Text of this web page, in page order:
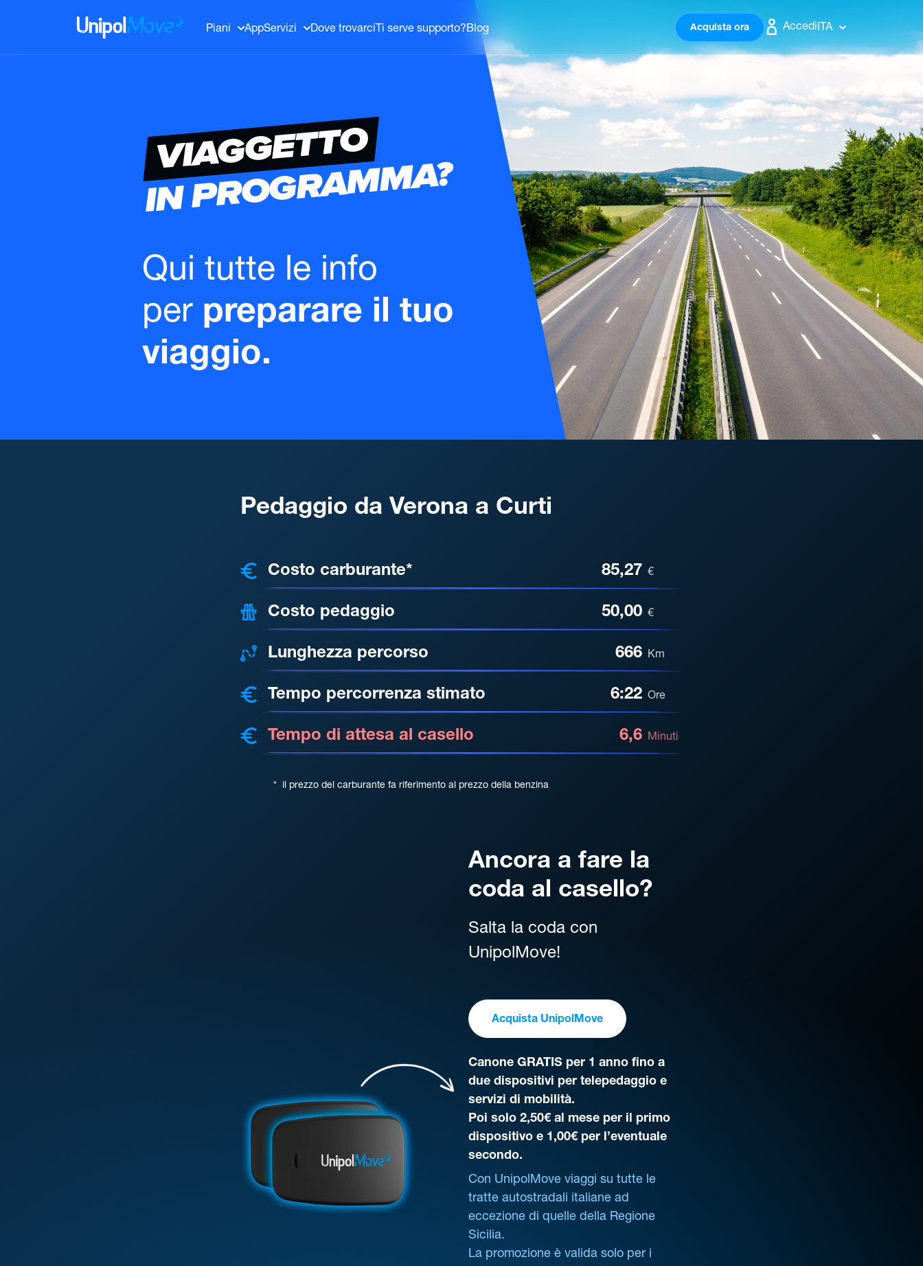
UnipolMove Piani AppServizi Dove trovarci Ti serve supporto?Blog Acquista ora AccediITA
VIAGGETTO
IN PROGRAMMA?
Qui tutte le info
per preparare il tuo
viaggio.
Pedaggio da Verona a Curti
Costo carburante* 85,27 €
Costo pedaggio 50,00 €
Lunghezza percorso 666 Km
Tempo percorrenza stimato 6:22 Ore
Tempo di attesa al casello 6,6 Minuti
* il prezzo del carburante fa riferimento al prezzo della benzina
Ancora a fare la
coda al casello?
Salta la coda con
UnipolMove!
Acquista UnipolMove
Canone GRATIS per 1 anno fino a
due dispositivi per telepedaggio e
servizi di mobilità.
Poi solo 2,50€ al mese per il primo
dispositivo e 1,00€ per l’eventuale
secondo.
Con UnipolMove viaggi su tutte le
tratte autostradali italiane ad
eccezione di quelle della Regione
Sicilia.
La promozione è valida solo per i